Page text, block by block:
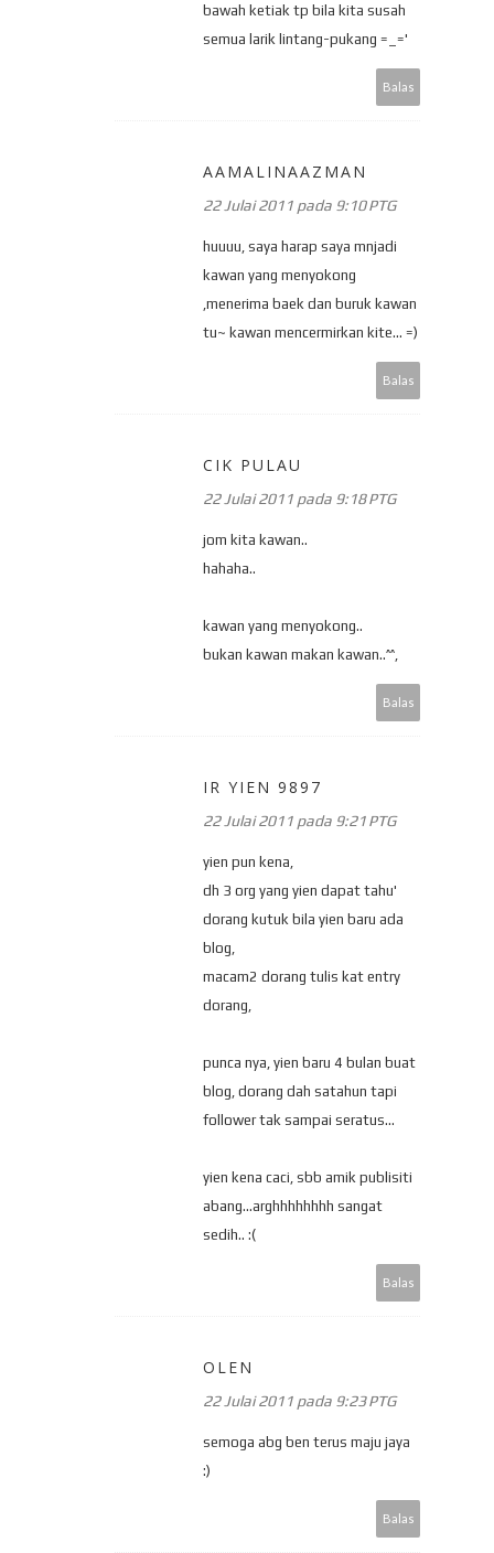
bawah ketiak tp bila kita susah
semua larik lintang-pukang =_='
Balas
AAMALINAAZMAN
22 Julai 2011 pada 9:10 PTG
huuuu, saya harap saya mnjadi
kawan yang menyokong
,menerima baek dan buruk kawan
tu~ kawan mencermirkan kite... =)
Balas
CIK PULAU
22 Julai 2011 pada 9:18 PTG
jom kita kawan..
hahaha..
kawan yang menyokong..
bukan kawan makan kawan..^^,
Balas
IR YIEN 9897
22 Julai 2011 pada 9:21 PTG
yien pun kena,
dh 3 org yang yien dapat tahu'
dorang kutuk bila yien baru ada
blog,
macam2 dorang tulis kat entry
dorang,
punca nya, yien baru 4 bulan buat
blog, dorang dah satahun tapi
follower tak sampai seratus...
yien kena caci, sbb amik publisiti
abang...arghhhhhhhh sangat
sedih.. :(
Balas
OLEN
22 Julai 2011 pada 9:23 PTG
semoga abg ben terus maju jaya
:)
Balas